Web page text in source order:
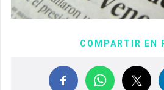
COMPARTIR EN